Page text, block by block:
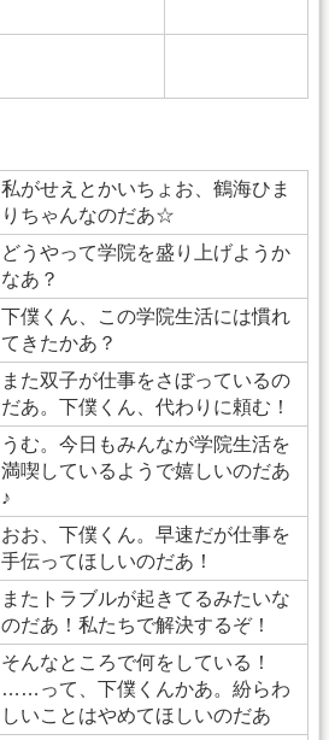
私がせえとかいちょお、鶴海ひま
りちゃんなのだあ☆
どうやって学院を盛り上げようか
なあ？
下僕くん、この学院生活には慣れ
てきたかあ？
また双子が仕事をさぼっているの
だあ。下僕くん、代わりに頼む！
うむ。今日もみんなが学院生活を
満喫しているようで嬉しいのだあ
♪
おお、下僕くん。早速だが仕事を
手伝ってほしいのだあ！
またトラブルが起きてるみたいな
のだあ！私たちで解決するぞ！
そんなところで何をしている！
……って、下僕くんかあ。紛らわ
しいことはやめてほしいのだあ